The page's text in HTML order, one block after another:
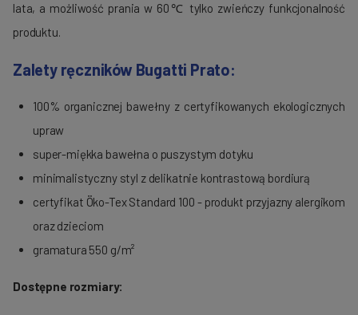
lata, a możliwość prania w 60℃ tylko zwieńczy funkcjonalność
produktu.
Zalety ręczników Bugatti Prato:
100% organicznej bawełny z certyfikowanych ekologicznych
upraw
super-miękka bawełna o puszystym dotyku
minimalistyczny styl z delikatnie kontrastową bordiurą
certyfikat Öko-TexStandard 100 - produkt przyjazny alergikom
oraz dzieciom
gramatura 550 g/m²
Dostępne rozmiary: